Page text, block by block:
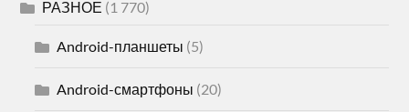
РАЗНОЕ (1 770)
Android-планшеты (5)
Android-смартфоны (20)